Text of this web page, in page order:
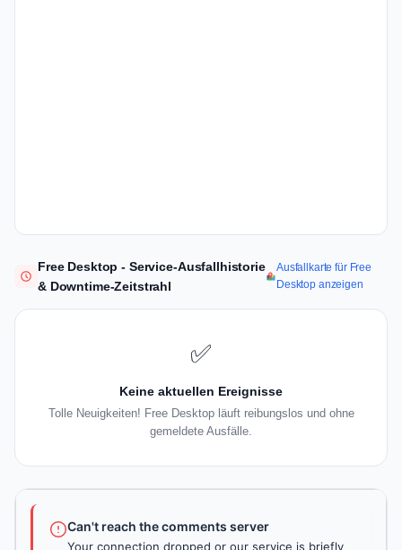
Free Desktop - Service-Ausfallhistorie
& Downtime-Zeitstrahl
Ausfallkarte für Free
Desktop anzeigen
✅
Keine aktuellen Ereignisse
Tolle Neuigkeiten! Free Desktop läuft reibungslos und ohne
gemeldete Ausfälle.
Can't reach the comments server
Your connection dropped or our service is briefly